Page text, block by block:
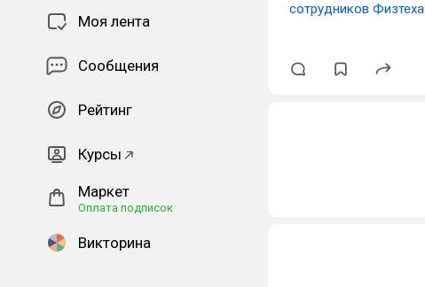
Моя лента
Сообщения
Рейтинг
Курсы
Маркет
Оплата подписок
Викторина
сотрудников Физтеха